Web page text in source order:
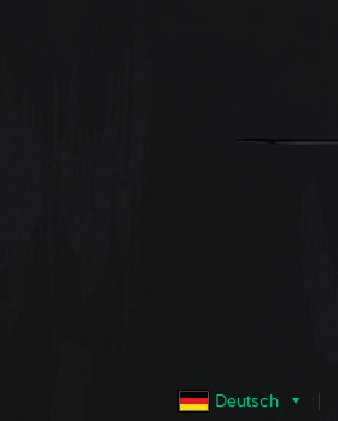
Deutsch